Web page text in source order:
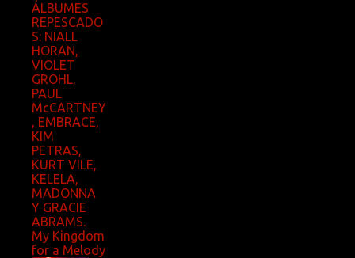
ÁLBUMES
REPESCADO
S: NIALL
HORAN,
VIOLET
GROHL,
PAUL
McCARTNEY
, EMBRACE,
KIM
PETRAS,
KURT VILE,
KELELA,
MADONNA
Y GRACIE
ABRAMS.
My Kingdom
for a Melody